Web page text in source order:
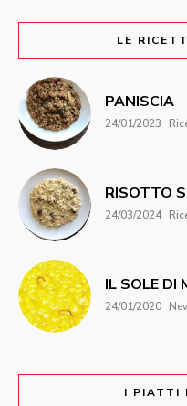
LE
PANISCIA
24/01/2023
RISOTTO
24/03/2024
IL SOLE DI
24/01/2020
I PIATTI